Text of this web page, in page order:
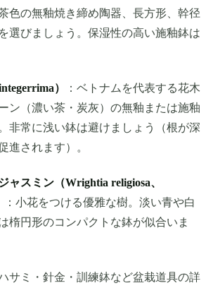
色の無釉焼き締め陶器、長方形、幹径
選びましょう。保湿性の高い施釉鉢は
）
：ベトナムを代表する花木
ン（濃い茶・炭灰）の無釉または施釉
非常に浅い鉢は避けましょう（根が深
進されます）。
ャスミン（Wrightia religiosa、
：小花をつける優雅な樹。淡い青や白
楕円形のコンパクトな鉢が似合いま
サミ・針金・訓練鉢など盆栽道具の詳